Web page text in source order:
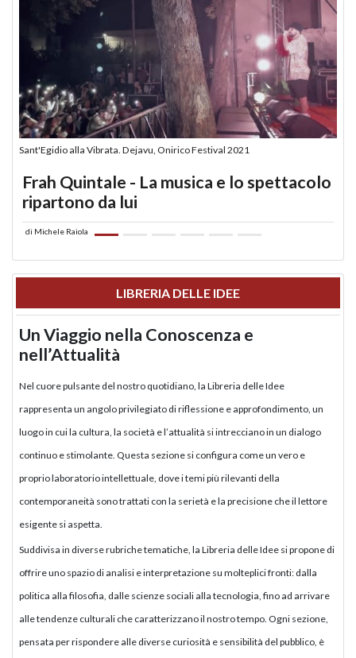
Sant'Egidio alla Vibrata. Dejavu, Onirico Festival 2021
Frah Quintale - La musica e lo spettacolo
ripartono da lui
di Michele Raiola
LIBRERIA DELLE IDEE
Un Viaggio nella Conoscenza e
nell’Attualità
Nel cuore pulsante del nostro quotidiano, la Libreria delle Idee
rappresenta un angolo privilegiato di riflessione e approfondimento, un
luogo in cui la cultura, la società e l’attualità si intrecciano in un dialogo
continuo e stimolante. Questa sezione si configura come un vero e
proprio laboratorio intellettuale, dove i temi più rilevanti della
contemporaneità sono trattati con la serietà e la precisione che il lettore
esigente si aspetta.
Suddivisa in diverse rubriche tematiche, la Libreria delle Idee si propone di
offrire uno spazio di analisi e interpretazione su molteplici fronti: dalla
politica alla filosofia, dalle scienze sociali alla tecnologia, fino ad arrivare
alle tendenze culturali che caratterizzano il nostro tempo. Ogni sezione,
pensata per rispondere alle diverse curiosità e sensibilità del pubblico, è